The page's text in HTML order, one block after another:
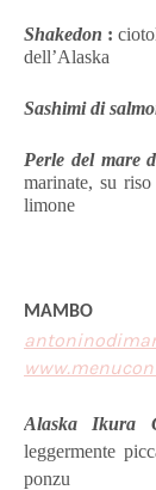
Shakedon :
dell’Alaska
Sashimi di
Perle del mare
marinate, su
limone
MAMBO
Alaska Ikura
leggermente
ponzu